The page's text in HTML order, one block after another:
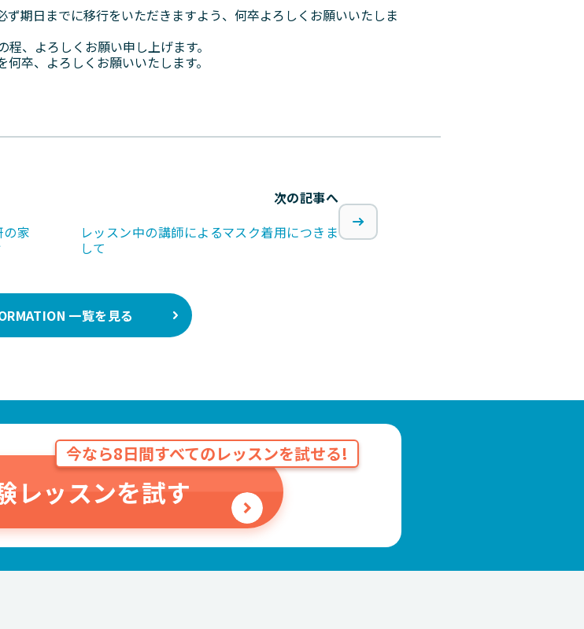
期日までに移行をいただきますよう、何卒よろしくお願いいたしま
、よろしくお願い申し上げます。
卒、よろしくお願いいたします。
家
次の記事へ
レッスン中の講師によるマスク着用につきま
して
一覧を見る
今なら8日間すべてのレッスンを試せる!
レッスンを試す